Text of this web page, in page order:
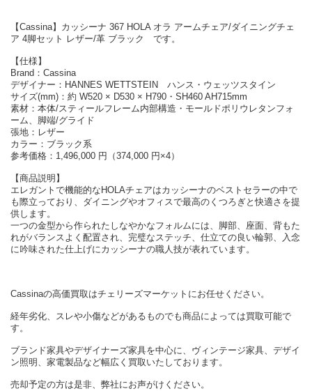
【Cassina】カッシーナ 367 HOLA オラ アームチェア/ダイニングチェ
ア 4脚セット レザー/革 ブラック です。
【仕様】
Brand：Cassina
デザイナー：HANNES WETTSTEIN ハンス・ウェッツスタイン
サイズ(mm)：約 W520 × D530 × H790・SH460 AH715mm
素材：本体/スティールフレーム内部構造・モールドポリウレタンフォ
ーム、脚端/グライド
張地：レザー
カラー：ブラック系
参考価格：1,496,000 円（374,000 円×4）
【商品説明】
エレガントで機能的なHOLAチェアはカッシーナのベストセラーの中で
も際立っており、ダイニングやオフィスで最高のくつろぎと快適さを提
供します。
一つの金型から作られたしなやかなフォルムには、脚部、座面、背もた
れがバランスよく配置され、完璧なステッチ、仕立ての良い輪郭、入念
に吟味された仕上げにカッシーナの職人技が表れています。
Cassinaの高価買取はチェリーズマーケットにお任せください。
経年劣化、スレや小傷などがあるものでも商品によっては買取可能で
す。
ブランド家具やデザイナーズ家具を中心に、ヴィンテージ家具、デザイ
ン照明、家電製品など幅広く買取いたしております。
売却予定の方は是非、弊社にお声がけください。